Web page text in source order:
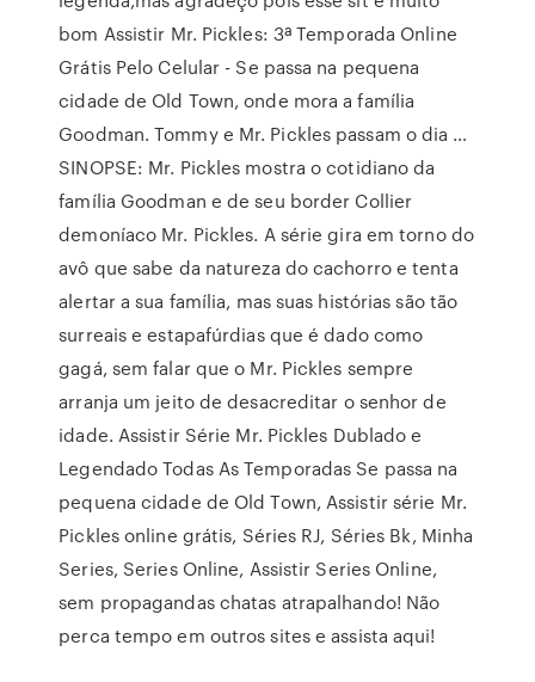
bom Assistir Mr. Pickles: 3ª Temporada Online
Grátis Pelo Celular - Se passa na pequena
cidade de Old Town, onde mora a família
Goodman. Tommy e Mr. Pickles passam o dia …
SINOPSE: Mr. Pickles mostra o cotidiano da
família Goodman e de seu border Collier
demoníaco Mr. Pickles. A série gira em torno do
avô que sabe da natureza do cachorro e tenta
alertar a sua família, mas suas histórias são tão
surreais e estapafúrdias que é dado como
gagá, sem falar que o Mr. Pickles sempre
arranja um jeito de desacreditar o senhor de
idade. Assistir Série Mr. Pickles Dublado e
Legendado Todas As Temporadas Se passa na
pequena cidade de Old Town, Assistir série Mr.
Pickles online grátis, Séries RJ, Séries Bk, Minha
Series, Series Online, Assistir Series Online,
sem propagandas chatas atrapalhando! Não
perca tempo em outros sites e assista aqui!